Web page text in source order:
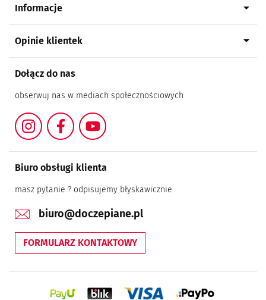
Informacje arrow_drop_down
Dołącz do nas
obserwuj nas w mediach społecznościowych
InstagramFacebookYouTube
Opinie klientek arrow_drop_down
Biuro obsługi klienta
masz pytanie ? odpisujemy błyskawicznie
biuro@doczepiane.pl
FORMULARZ KONTAKTOWY